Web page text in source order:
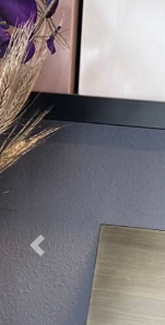
Previous